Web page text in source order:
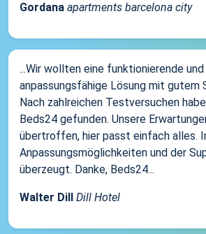
Gordana apartments barcelona city
...Wir wollten eine funktionierende und
anpassungsfähige Lösung mit gutem
Nach zahlreichen Testversuchen
Beds24 gefunden. Unsere
übertroffen, hier passt einfach alles.
Anpassungsmöglichkeiten und der
überzeugt. Danke, Beds24...
Walter Dill Dill Hotel